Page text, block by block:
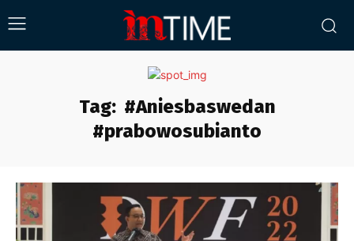
Tag: #Aniesbaswedan
#prabowosubianto